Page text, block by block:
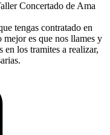
Concertado de Ama
tengas contratado en
es que nos llames y
en los tramites a realizar,